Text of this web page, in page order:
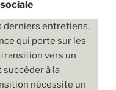
derniers entretiens,
qui porte sur les
vers un
à la
nécessite un